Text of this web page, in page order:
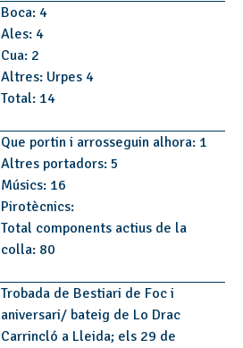
Boca: 4
Ales: 4
Cua: 2
Altres: Urpes 4
Total: 14
Que portin i arrosseguin alhora: 1
Altres portadors: 5
Músics: 16
Pirotècnics:
Total components actius de la
colla: 80
Trobada de Bestiari de Foc i
aniversari/ bateig de Lo Drac
Carrincló a Lleida; els 29 de